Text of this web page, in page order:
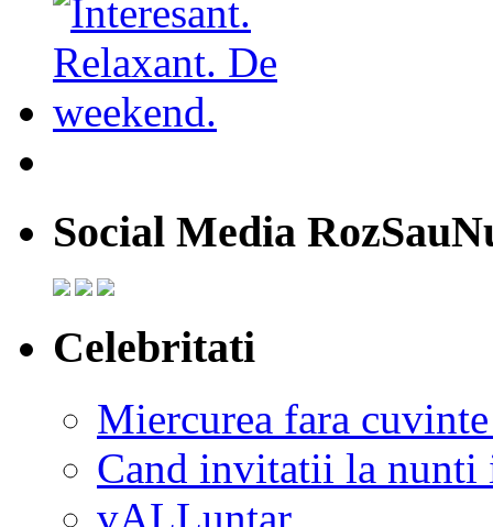
Social Media
Celebritati
Miercurea fara
Cand invitatii la nunti
vALLuntar